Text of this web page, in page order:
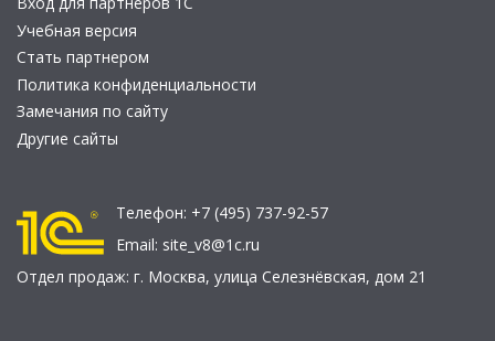
Учебная версия
Стать партнером
Политика конфиденциальности
Замечания по сайту
Другие сайты
Телефон: +7 (495) 737-92-57
Email: site_v8@1c.ru
Отдел продаж: г. Москва, улица Селезнёвская, дом 21